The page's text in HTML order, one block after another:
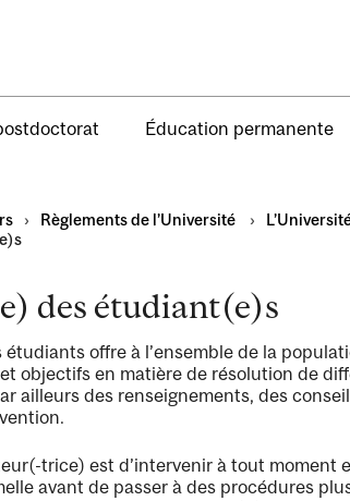
Éducation permanente
› Règlements de l’Université ›
des étudiant(e)s
offre à l’ensemble de la
objectifs en matière de résolution de
ailleurs des renseignements, des
trice) est d’intervenir à tout moment
avant de passer à des procédures